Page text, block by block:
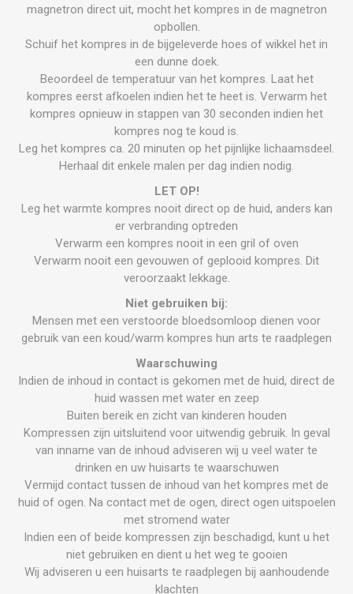
magnetron direct uit, mocht het kompres in de magnetron
opbollen.
Schuif het kompres in de bijgeleverde hoes of wikkel het in
een dunne doek.
Beoordeel de temperatuur van het kompres. Laat het
kompres eerst afkoelen indien het te heet is. Verwarm het
kompres opnieuw in stappen van 30 seconden indien het
kompres nog te koud is.
Leg het kompres ca. 20 minuten op het pijnlijke lichaamsdeel.
Herhaal dit enkele malen per dag indien nodig.
LET OP!
Leg het warmte kompres nooit direct op de huid, anders kan
er verbranding optreden
Verwarm een kompres nooit in een gril of oven
Verwarm nooit een gevouwen of geplooid kompres. Dit
veroorzaakt lekkage.
Niet gebruiken bij:
Mensen met een verstoorde bloedsomloop dienen voor
gebruik van een koud/warm kompres hun arts te raadplegen
Waarschuwing
Indien de inhoud in contact is gekomen met de huid, direct de
huid wassen met water en zeep
Buiten bereik en zicht van kinderen houden
Kompressen zijn uitsluitend voor uitwendig gebruik. In geval
van inname van de inhoud adviseren wij u veel water te
drinken en uw huisarts te waarschuwen
Vermijd contact tussen de inhoud van het kompres met de
huid of ogen. Na contact met de ogen, direct ogen uitspoelen
met stromend water
Indien een of beide kompressen zijn beschadigd, kunt u het
niet gebruiken en dient u het weg te gooien
Wij adviseren u een huisarts te raadplegen bij aanhoudende
klachten